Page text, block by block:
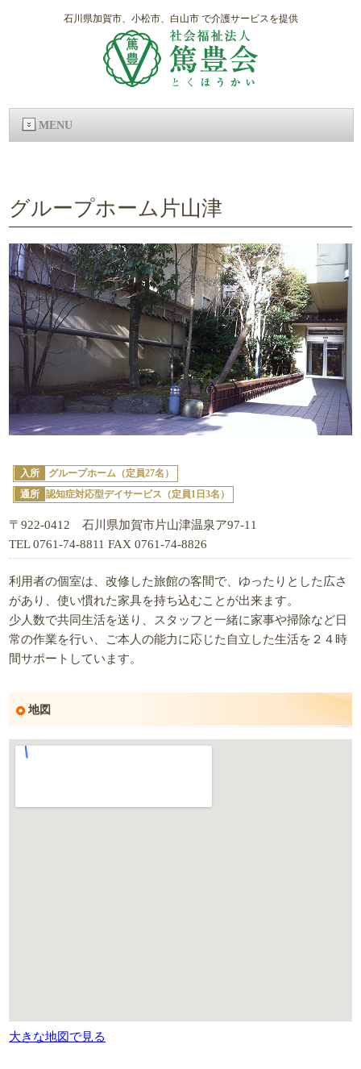
石川県加賀市、小松市、白山市 で介護サービスを提供
MENU
グループホーム片山津
入所
グループホーム（定員27名）
通所 認知症対応型デイサービス（定員1日3名）
〒922-0412 石川県加賀市片山津温泉ア97-11
TEL 0761-74-8811 FAX 0761-74-8826
利用者の個室は、改修した旅館の客間で、ゆったりとした広さ
があり、使い慣れた家具を持ち込むことが出来ます。
少人数で共同生活を送り、スタッフと一緒に家事や掃除など日
常の作業を行い、ご本人の能力に応じた自立した生活を２４時
間サポートしています。
地図
大きな地図で見る